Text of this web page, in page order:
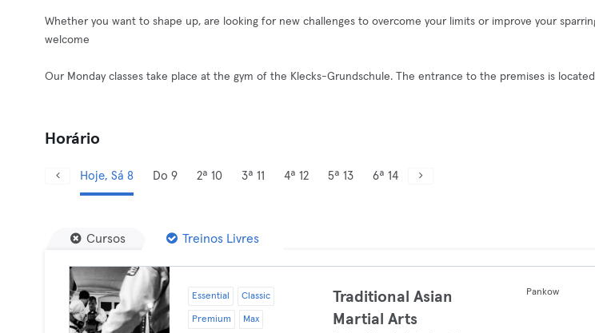
Whether you want to shape up, are looking for new challenges to overcome your limits or improve your
welcome
Our Monday classes take place at the gym of the Klecks-Grundschule. The entrance to the premises is
Horário
Hoje, Sá 8 Do 9 2ª 10 3ª 11 4ª 12 5ª 13 6ª 14
Cursos Treinos Livres
Essential Classic
Premium Max
Traditional Asian
Martial Arts
Pankow